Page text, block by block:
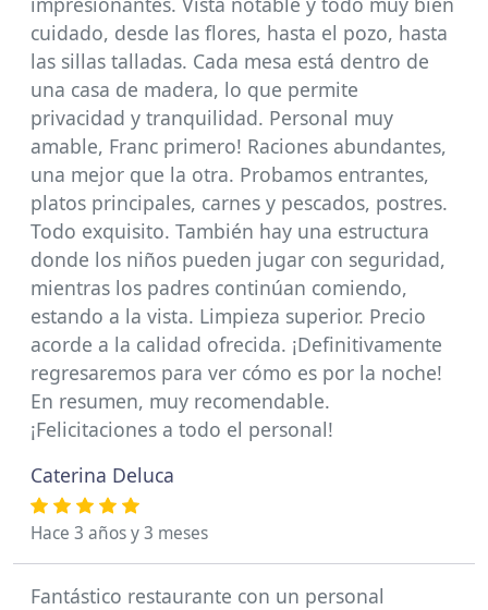
cuidado, desde las flores, hasta el pozo, hasta
las sillas talladas. Cada mesa está dentro de
una casa de madera, lo que permite
privacidad y tranquilidad. Personal muy
amable, Franc primero! Raciones abundantes,
una mejor que la otra. Probamos entrantes,
platos principales, carnes y pescados, postres.
Todo exquisito. También hay una estructura
donde los niños pueden jugar con seguridad,
mientras los padres continúan comiendo,
estando a la vista. Limpieza superior. Precio
acorde a la calidad ofrecida. ¡Definitivamente
regresaremos para ver cómo es por la noche!
En resumen, muy recomendable.
¡Felicitaciones a todo el personal!
Caterina Deluca
Hace 3 años y 3 meses
Fantástico restaurante con un personal